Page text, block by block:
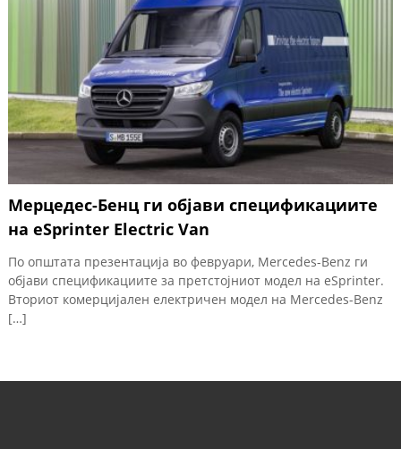
Мерцедес-Бенц ги објави спецификациите
на eSprinter Electric Van
По општата презентација во февруари, Mercedes-Benz ги
објави спецификациите за претстојниот модел на eSprinter.
Вториот комерцијален електричен модел на Mercedes-Benz
[…]